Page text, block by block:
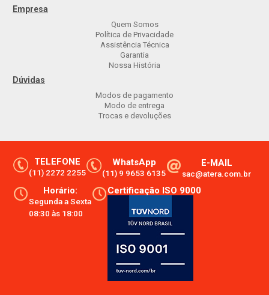
Empresa
Quem Somos
Política de Privacidade
Assistência Técnica
Garantia
Nossa História
Dúvidas
Modos de pagamento
Modo de entrega
Trocas e devoluções
TELEFONE
(11) 2272 2255
WhatsApp
(11) 9 9653 6135
E-MAIL
sac@atera.com.br
Horário:
Segunda a Sexta
08:30 às 18:00
Certificação ISO 9000